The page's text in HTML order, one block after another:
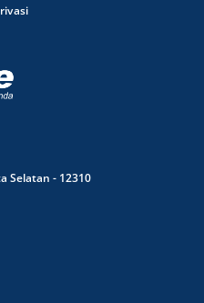
Selatan - 12310